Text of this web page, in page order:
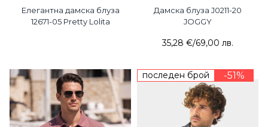
Елегантна дамска блуза
12671-05 Pretty Lolita
Дамска блуза J0211-20
JOGGY
35,28 €/69,00 лв.
последен брой -51%